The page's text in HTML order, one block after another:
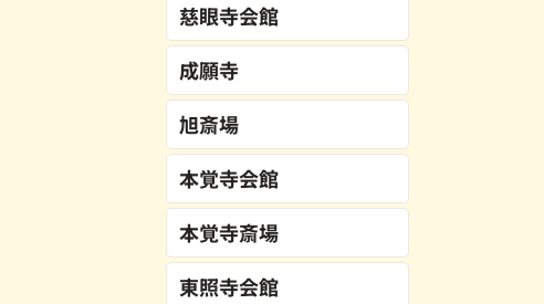
慈眼寺会館
成願寺
旭斎場
本覚寺会館
本覚寺斎場
東照寺会館